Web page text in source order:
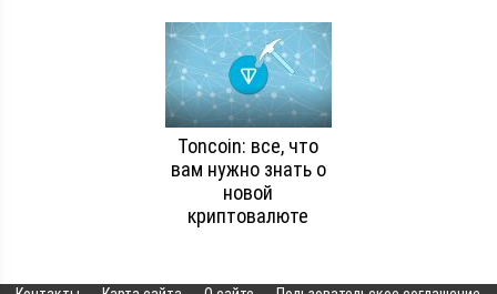
Toncoin: все, что
вам нужно знать о
новой
криптовалюте